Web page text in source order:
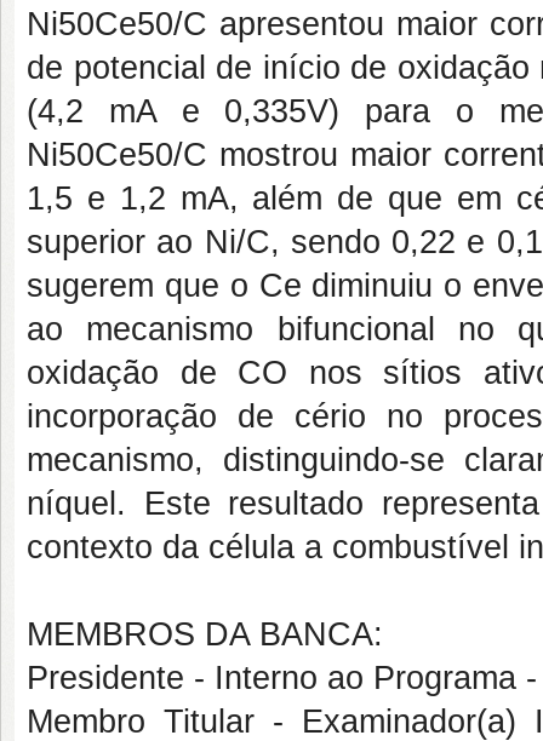
Ni50Ce50/C apresentou maior
de potencial de início de
(4,2 mA e 0,335V) para o
Ni50Ce50/C mostrou maior
1,5 e 1,2 mA, além de que em
superior ao Ni/C, sendo 0,22 e
sugerem que o Ce diminuiu o
ao mecanismo bifuncional no
oxidação de CO nos sítios
incorporação de cério no
mecanismo, distinguindo-se
níquel. Este resultado
contexto da célula a combustível
MEMBROS DA BANCA:
Presidente - Interno ao Programa
Membro Titular -